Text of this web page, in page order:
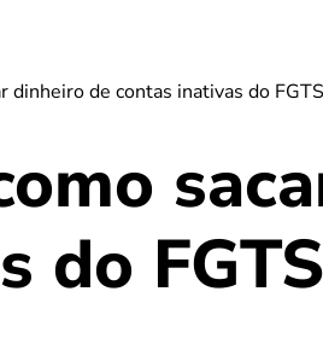
dinheiro de contas inativas do FGTS
do FGTS